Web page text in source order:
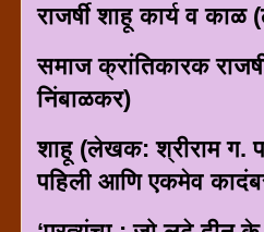
राजर्षी शाहू कार्य व
समाज क्रांतिकारक
निंबाळकर)
शाहू (लेखक: श्रीराम ग.
पहिली आणि एकमेव